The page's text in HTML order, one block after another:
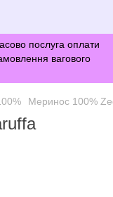
послуга оплати
вагового
Меринос 100%